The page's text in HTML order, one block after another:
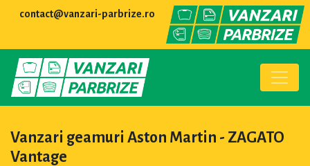
contact@vanzari-parbrize.ro
Vanzari geamuri Aston Martin - ZAGATO
Vantage